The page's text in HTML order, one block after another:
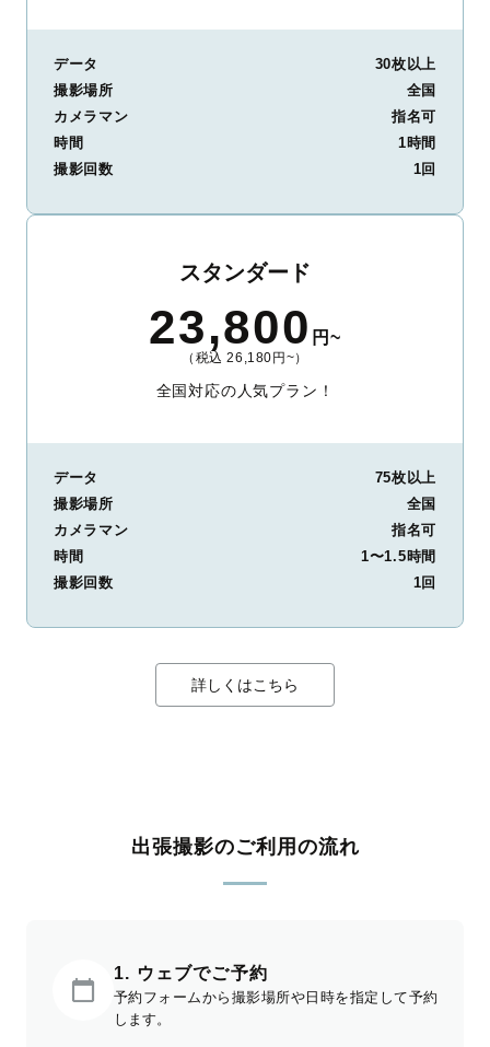
データ
30枚以上
撮影場所
全国
カメラマン
指名可
時間
1時間
撮影回数
1回
スタンダード
23,800 円~
（税込 26,180円~）
全国対応の人気プラン！
データ
75枚以上
撮影場所
全国
カメラマン
指名可
時間
1〜1.5時間
撮影回数
1回
詳しくはこちら
出張撮影のご利用の流れ
1. ウェブでご予約
予約フォームから撮影場所や日時を指定して予約
します。